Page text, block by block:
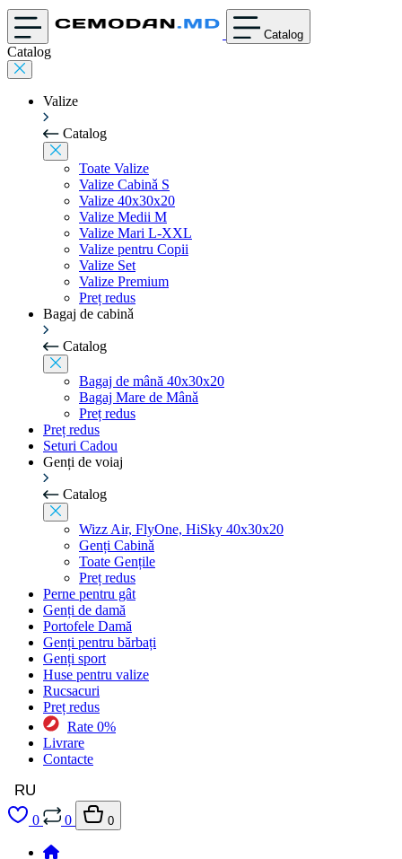
Catalog
Catalog
Valize
Catalog
Toate Valize
Valize Cabinǎ S
Valize 40x30x20
Valize Medii M
Valize Mari L-XXL
Valize pentru Copii
Valize Set
Valize Premium
Preț redus
Bagaj de cabinǎ
Catalog
Bagaj de mână 40x30x20
Bagaj Mare de Mânǎ
Preț redus
Preț redus
Seturi Cadou
Genți de voiaj
Catalog
Wizz Air, FlyOne, HiSky 40x30x20
Genți Cabinǎ
Toate Gențile
Preț redus
Perne pentru gât
Genți de damă
Portofele Damă
Genți pentru bărbați
Genți sport
Huse pentru valize
Rucsacuri
Preț redus
Rate 0%
Livrare
Contacte
RU
0 0 0